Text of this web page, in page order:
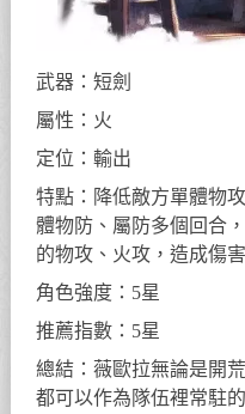
武器：短劍
屬性：火
定位：輸出
特點：降低敵方單體物
體物防、屬防多個回合
的物攻、火攻，造成傷害
角色強度：5星
推薦指數：5星
總結：薇歐拉無論是開
都可以作為隊伍裡常駐